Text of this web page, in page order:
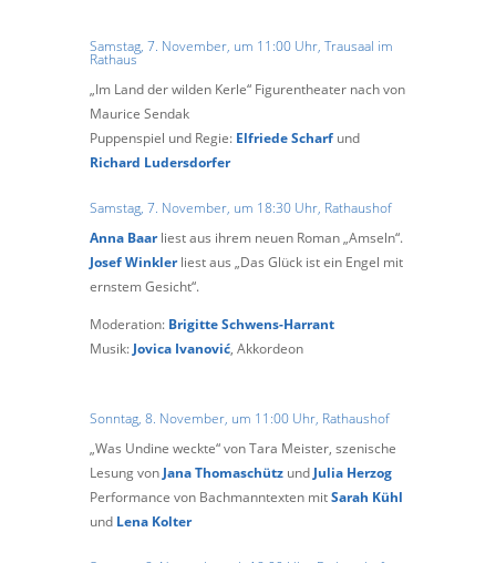
Samstag, 7. November, um 11:00 Uhr, Trausaal im
Rathaus
„Im Land der wilden Kerle“ Figurentheater nachvon
Maurice Sendak
Puppenspiel und Regie: Elfriede Scharf und
Richard Ludersdorfer
Samstag, 7. November, um 18:30 Uhr, Rathaushof
Anna Baarliest aus ihrem neuen Roman„Amseln“.
Josef Winklerliest aus „Das Glück ist ein Engel mit
ernstem Gesicht“.
Moderation: Brigitte Schwens-Harrant
Musik: Jovica Ivanović, Akkordeon
Sonntag, 8. November, um 11:00 Uhr, Rathaushof
„Was Undine weckte“ von Tara Meister, szenische
Lesung vonJana Thomaschützund Julia Herzog
Performance von Bachmanntexten mitSarah Kühl
und Lena Kolter